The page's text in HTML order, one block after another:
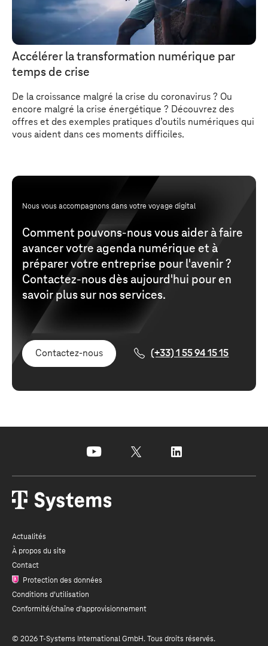
Accélérer la transformation numérique par
temps de crise
De la croissance malgré la crise du coronavirus ? Ou
encore malgré la crise énergétique ? Découvrez des
offres et des exemples pratiques d’outils numériques qui
vous aident dans ces moments difficiles.
Nous vous accompagnons dans votre voyage digital
Comment pouvons-nous vous aider à faire
avancer votre agenda numérique et à
préparer votre entreprise pour l'avenir ?
Contactez-nous dès aujourd'hui pour en
savoir plus sur nos services.
Contactez-nous (+33) 1 55 94 15 15
youtube x
Actualités
À propos du site
Contact
Protection des données
Conditions d’utilisation
Conformité/chaîne d’approvisionnement
© 2026 T-Systems International GmbH. Tous droits réservés.